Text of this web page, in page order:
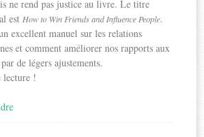
ne rend pas justice au livre. Le titre
est How to Win Friends and Influence People.
excellent manuel sur les relations
et comment améliorer nos rapports aux
de légers ajustements.
lecture !